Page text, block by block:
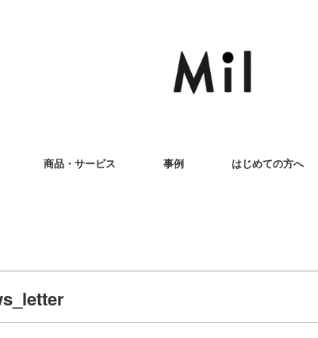
商品・サービス 事例 はじめての方へ